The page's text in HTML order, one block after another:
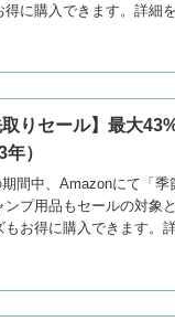
に購入できます。詳細
りセール】最大
）
間中、Amazonにて「季
ンプ用品もセールの対象
お得に購入できます。